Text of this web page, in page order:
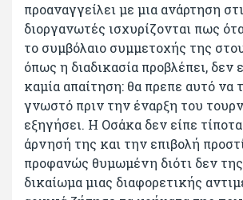
προαναγγείλει με μια ανάρτηση
διοργανωτές ισχυρίζονται πως
το συμβόλαιο συμμετοχής της
όπως η διαδικασία προβλέπει, δεν
καμία απαίτηση: θα πρεπε αυτό να
γνωστό πριν την έναρξη του
εξηγήσει. Η Οσάκα δεν είπε
άρνησή της και την επιβολή
προφανώς θυμωμένη διότι δεν
δικαίωμα μιας διαφορετικής